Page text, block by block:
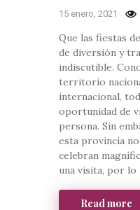
15 enero, 2021
Que las fiestas
de diversión y
indiscutible.
territorio
internacional,
oportunidad de
persona. Sin
esta provincia
celebran
una visita, por lo
Read more